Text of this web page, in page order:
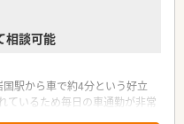
識を習得することで、特定の診
アを築けます。
とが可能です。
、未経験からでも着実にステ
躍いただけます。
相談可能
駅から車で約4分という好立
ているため毎日の車通勤が非常